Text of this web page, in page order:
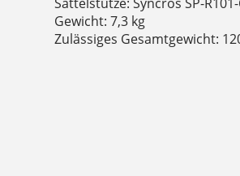
Gewicht: 7,3 kg
Zulässiges Gesamtgewicht: